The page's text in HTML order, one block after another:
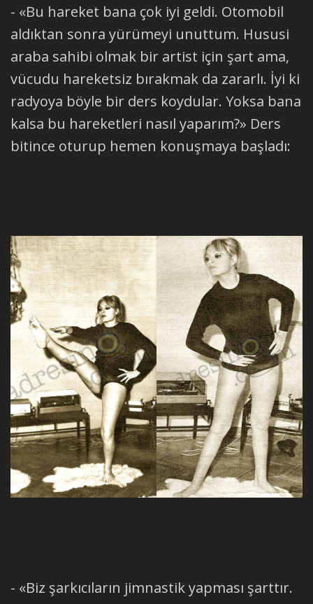
- «Bu hareket bana çok iyi geldi. Otomobil
aldıktan sonra yürümeyi unuttum. Hususi
araba sahibi olmak bir artist için şart ama,
vücudu hareketsiz bırakmak da zararlı. İyi ki
radyoya böyle bir ders koydular. Yoksa bana
kalsa bu hareketleri nasıl yaparım?» Ders
bitince oturup hemen konuşmaya başladı:
- «Biz şarkıcıların jimnastik yapması şarttır.